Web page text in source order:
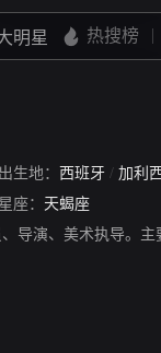
出生地： 西班牙 / 加利
星座： 天蝎座
导演、美术执导。